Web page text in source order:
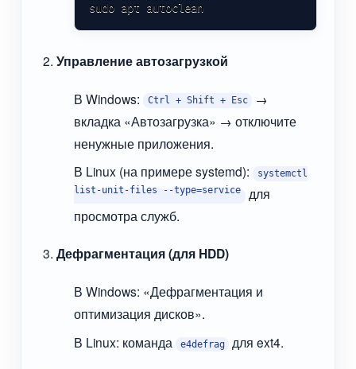
sudo apt autoclean
Управление автозагрузкой
В Windows: Ctrl + Shift + Esc
→
вкладка «Автозагрузка» → отключите
ненужные приложения.
В Linux (на примере systemd):
systemctl
list-unit-files --type=service для
просмотра служб.
Дефрагментация (для HDD)
В Windows: «Дефрагментация и
оптимизация дисков».
В Linux: команда
e4defrag для ext4.